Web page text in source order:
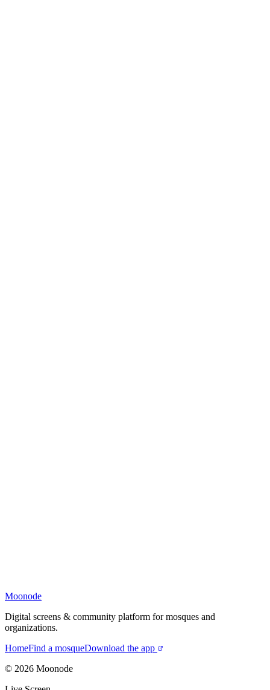
Moonode
Digital screens & community platform for mosques and
organizations.
HomeFind a mosqueDownload the app
© 2026 Moonode